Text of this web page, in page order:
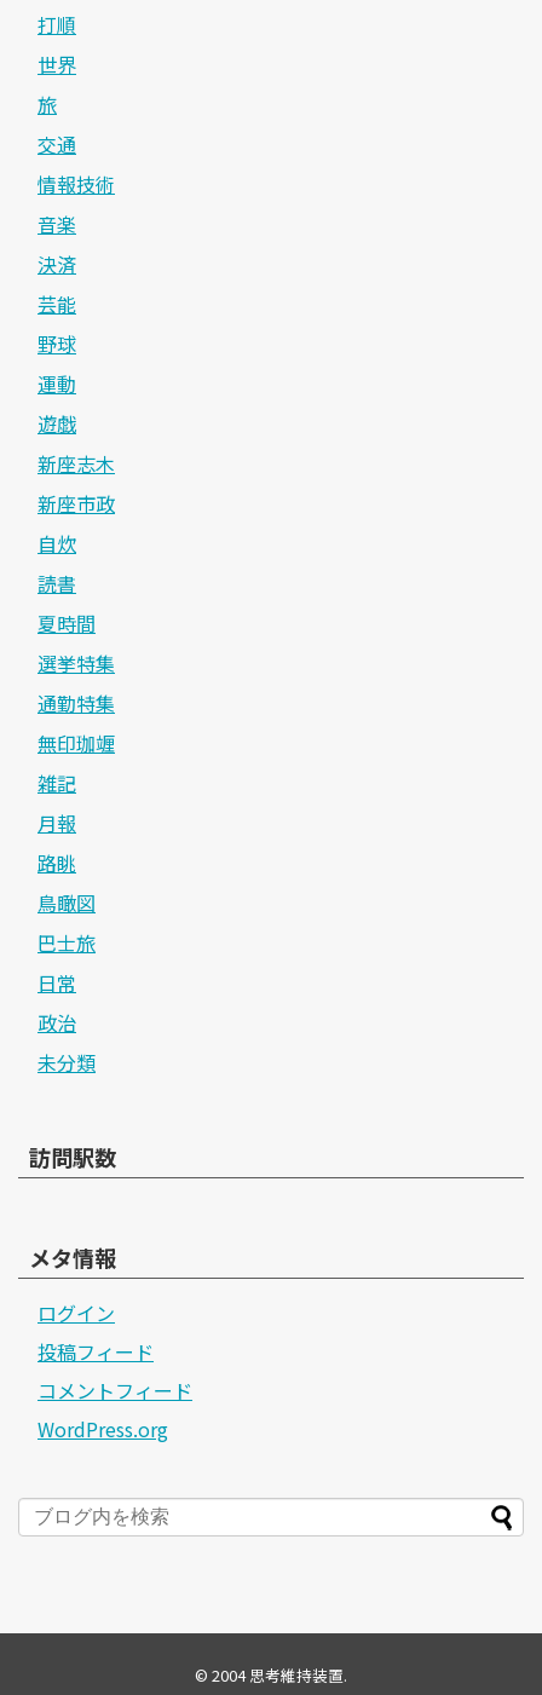
打順
世界
旅
交通
情報技術
音楽
決済
芸能
野球
運動
遊戯
新座志木
新座市政
自炊
読書
夏時間
選挙特集
通勤特集
無印珈竰
雑記
月報
路眺
鳥瞰図
巴士旅
日常
政治
未分類
訪問駅数
メタ情報
ログイン
投稿フィード
コメントフィード
WordPress.org
© 2004思考維持装置.